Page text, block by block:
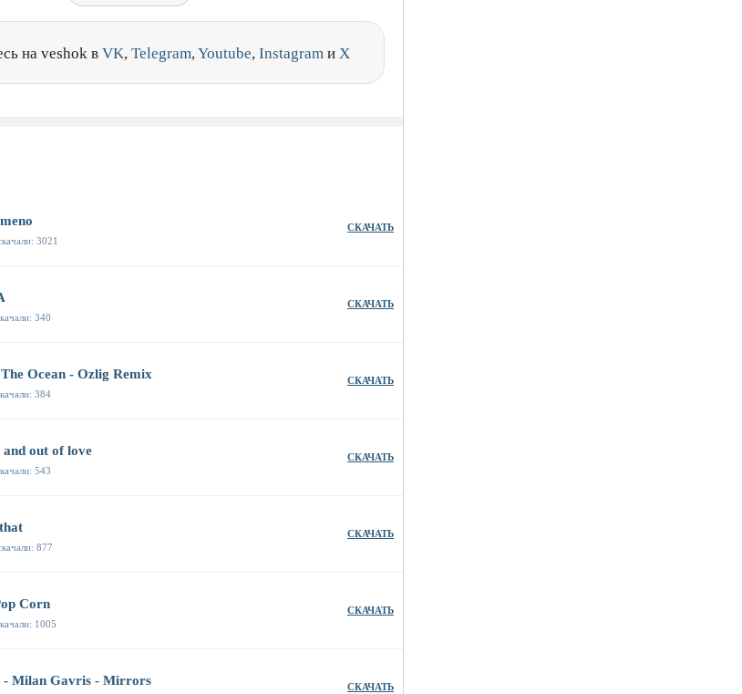
на veshok в VK, Telegram,Youtube, Instagram и X
3021
СКАЧАТЬ
340
СКАЧАТЬ
Ocean - Ozlig Remix
384
СКАЧАТЬ
out of love
543
СКАЧАТЬ
877
СКАЧАТЬ
Corn
1005
СКАЧАТЬ
- Milan Gavris - Mirrors СКАЧАТЬ